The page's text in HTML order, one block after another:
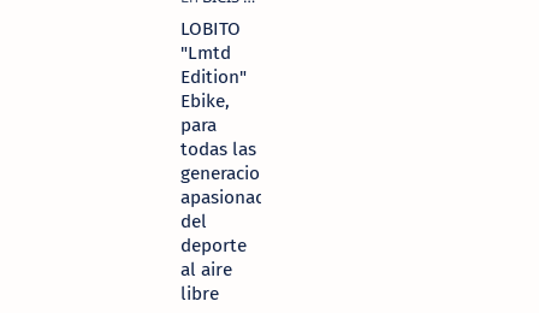
LOBITO
"Lmtd
Edition"
Ebike,
para
todas las
generaciones
apasionadas
del
deporte
al aire
libre